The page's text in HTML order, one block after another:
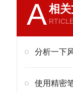
A相
分析一下
使用精密